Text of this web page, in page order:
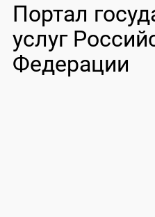
Портал
услуг
Федерации